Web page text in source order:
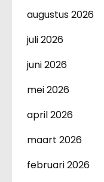
augustus 2026
juli 2026
juni 2026
mei 2026
april 2026
maart 2026
februari 2026